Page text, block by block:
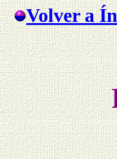
Volver a